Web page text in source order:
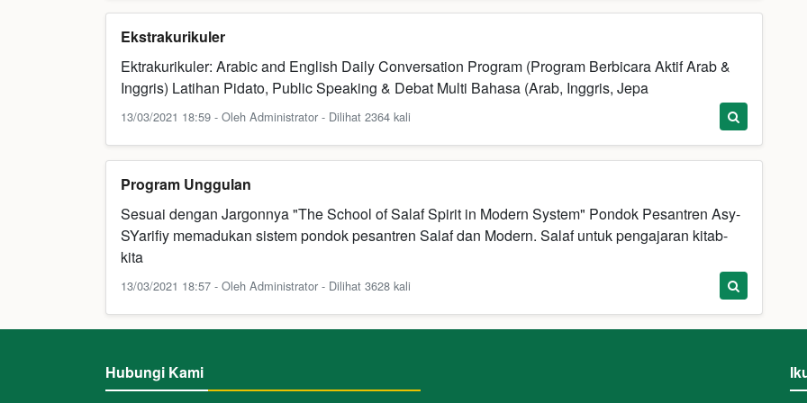
Ekstrakurikuler
Ektrakurikuler: Arabic and English Daily Conversation Program (Program Berbicara Aktif Arab &
Inggris) Latihan Pidato, Public Speaking & Debat Multi Bahasa (Arab, Inggris, Jepa
13/03/2021 18:59 - Oleh Administrator - Dilihat 2364 kali
Program Unggulan
Sesuai dengan Jargonnya "The School of Salaf Spirit in Modern System" Pondok Pesantren Asy-
SYarifiy memadukan sistem pondok pesantren Salaf dan Modern. Salaf untuk pengajaran kitab-
kita
13/03/2021 18:57 - Oleh Administrator - Dilihat 3628 kali
Hubungi Kami